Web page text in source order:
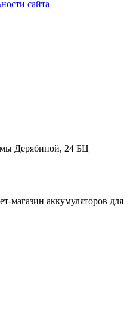
сайта
Дерябиной, 24 БЦ
магазин аккумуляторов для